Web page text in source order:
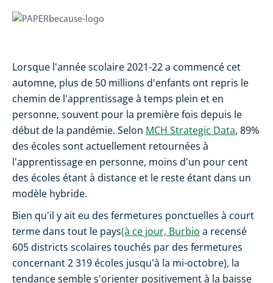
Lorsque l'année scolaire 2021-22 a commencé cet
automne, plus de 50 millions d'enfants ont repris le
chemin de l'apprentissage à temps plein et en
personne, souvent pour la première fois depuis le
début de la pandémie. Selon MCH Strategic Data, 89%
des écoles sont actuellement retournées à
l'apprentissage en personne, moins d'un pour cent
des écoles étant à distance et le reste étant dans un
modèle hybride.
Bien qu'il y ait eu des fermetures ponctuelles à court
terme dans tout le pays(à ce jour, Burbio a recensé
605 districts scolaires touchés par des fermetures
concernant 2 319 écoles jusqu'à la mi-octobre), la
tendance semble s'orienter positivement à la baisse